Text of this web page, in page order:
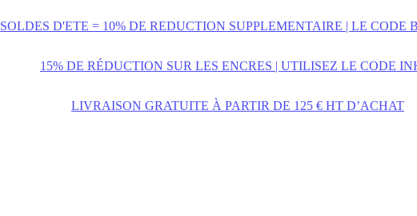
SOLDES D'ETE = 10% DE REDUCTION SUPPLEMENTAIRE | LE CODE
15% DE RÉDUCTION SUR LES ENCRES | UTILISEZ LE CODE
LIVRAISON GRATUITE À PARTIR DE 125 € HT D’ACHAT